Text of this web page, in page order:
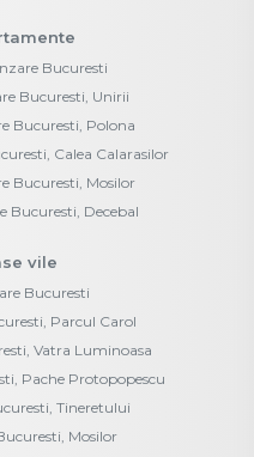
Bucuresti
Bucuresti, Unirii
Bucuresti, Polona
Calea Calarasilor
Bucuresti, Mosilor
Bucuresti, Decebal
vile
Bucuresti
Parcul Carol
Vatra Luminoasa
Pache Protopopescu
Tineretului
Mosilor